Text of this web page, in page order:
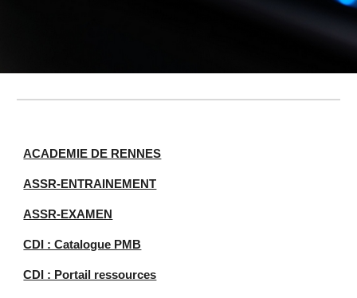
ACADEMIE DE RENNES
ASSR-ENTRAINEMENT
ASSR-EXAMEN
CDI : Catalogue PMB
CDI : Portail ressources